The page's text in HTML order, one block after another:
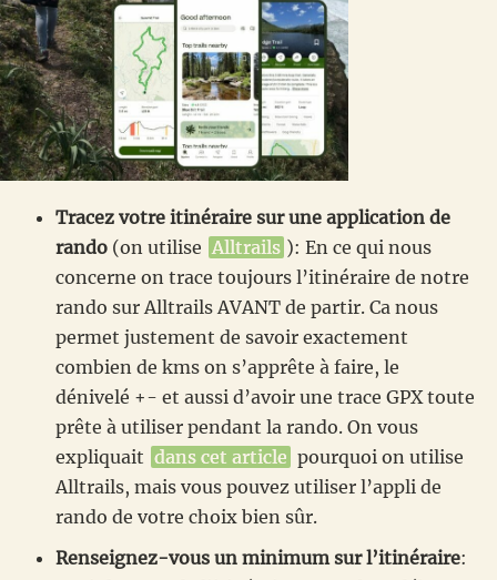
Tracez votre itinéraire sur une application de
rando (on utilise Alltrails ): En ce qui nous
concerne on trace toujours l’itinéraire de notre
rando sur Alltrails AVANT de partir. Ca nous
permet justement de savoir exactement
combien de kms on s’apprête à faire, le
dénivelé +- et aussi d’avoir une trace GPX toute
prête à utiliser pendant la rando. On vous
expliquait dans cet article pourquoi on utilise
Alltrails, mais vous pouvez utiliser l’appli de
rando de votre choix bien sûr.
Renseignez-vous un minimum sur l’itinéraire: